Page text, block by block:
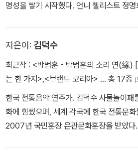
명성을 쌓기 시작했다. 언니 첼리스트 정
지은이: 김덕수
최근작 : <박범훈 - 박범훈의 소리 연(緣)
는 한 가지>,<브랜드 코리아> … 총 17종 (
한국 전통음악 연주가. 김덕수 사물놀이패
화에 힘썼으며, 세계 각국에 한국 전통문
2007년 국민훈장 은관문화훈장을 받았다.